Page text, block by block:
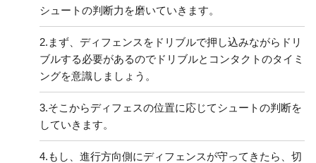
シュートの判断力を磨いていきます。
2. まず、ディフェンスをドリブルで押し込みながらドリ
ブルする必要があるのでドリブルとコンタクトのタイミ
ングを意識しましょう。
3.そこからディフェスの位置に応じてシュートの判断を
していきます。
4. もし、進行方向側にディフェンスが守ってきたら、切